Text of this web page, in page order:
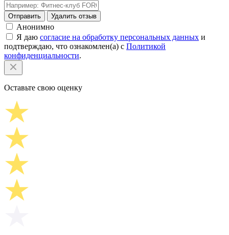
Отправить Удалить отзыв
Анонимно
Я даю согласие на обработку персональных данных и
подтверждаю, что ознакомлен(а) с Политикой
конфиденциальности.
Оставьте свою оценку